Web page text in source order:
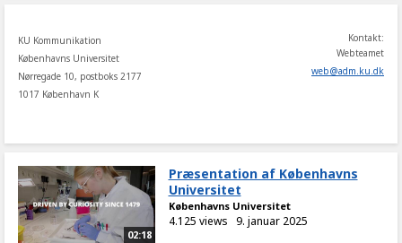
KU Kommunikation
Københavns Universitet
Nørregade 10, postboks 2177
1017 København K
Kontakt:
Webteamet
web@adm.ku.dk
02:18
Præsentation af Københavns
Universitet
Københavns Universitet
4.125 views 9. januar 2025